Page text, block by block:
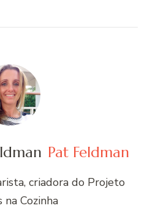
Pat Feldman
criadora do Projeto
na Cozinha